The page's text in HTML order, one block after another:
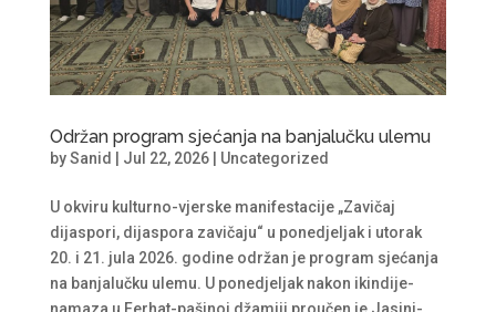
Održan program sjećanja na banjalučku ulemu
bySanid Jul 22, 2026| Uncategorized
U okviru kulturno-vjerske manifestacije „Zavičaj
dijaspori, dijaspora zavičaju“ u ponedjeljak i utorak
20. i 21. jula 2026. godine održan je program sjećanja
na banjalučku ulemu. U ponedjeljak nakon ikindije-